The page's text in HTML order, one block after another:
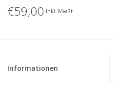
€59,00 Inkl. MwSt.
Informationen